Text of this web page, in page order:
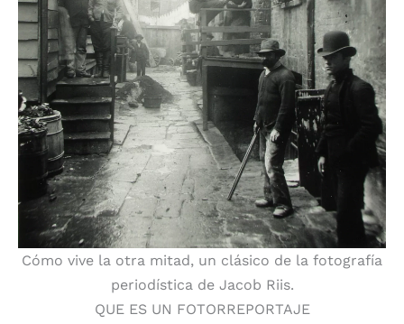
Cómo vive la otra mitad, un clásico de la fotografía
periodística de Jacob Riis.
QUE ES UN FOTORREPORTAJE